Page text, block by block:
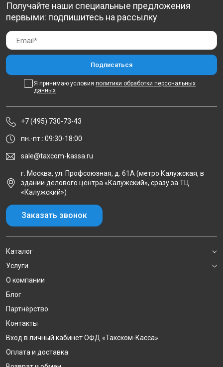
Получайте наши специальные предложения
первыми: подпишитесь на рассылку
Я принимаю условия политики обработки персональных
данных
+7 (495) 730-73-43
пн.-пт.: 09:30-18:00
sale@taxcom-kassa.ru
г. Москва, ул. Профсоюзная, д. 61А (метро Калужская, в
здании делового центра «Калужский», сразу за ТЦ
«Калужский»)
Заказать звонок
Каталог
Услуги
О компании
Блог
Партнёрство
Контакты
Вход в личный кабинет ОФД «Такском-Касса»
Оплата и доставка